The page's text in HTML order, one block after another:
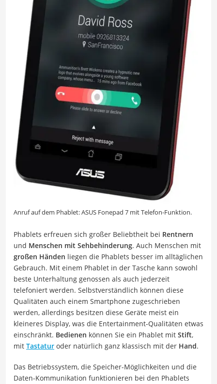
Anruf auf dem Phablet: ASUS Fonepad 7 mit Telefon-Funktion.
Phablets erfreuen sich großer Beliebtheit bei Rentnern
und Menschen mit Sehbehinderung. Auch Menschen mit
großen Händen liegen die Phablets besser im alltäglichen
Gebrauch. Mit einem Phablet in der Tasche kann sowohl
beste Unterhaltung genossen als auch jederzeit
telefoniert werden. Selbstverständlich können diese
Qualitäten auch einem Smartphone zugeschrieben
werden, allerdings besitzen diese Geräte meist ein
kleineres Display, was die Entertainment-Qualitäten etwas
einschränkt. Bedienen können Sie ein Phablet mit Stift,
mit Tastatur oder natürlich ganz klassisch mit der Hand.
Das Betriebssystem, die Speicher-Möglichkeiten und die
Daten-Kommunikation funktionieren bei den Phablets